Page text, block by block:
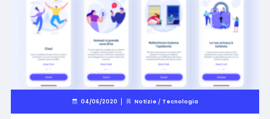
04/06/2020 Notizie / Tecnologia